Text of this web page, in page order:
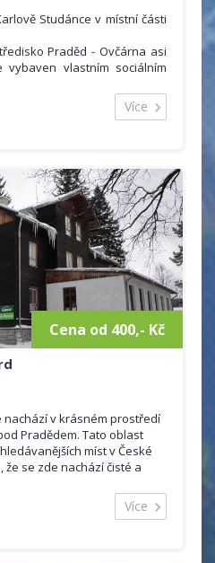
Studánce v místní části
Praděd - Ovčárna asi
vlastním sociálním
místnost s televizí,
posezení s ohništěm.
Více
Cena od 400,- Kč
nachází v krásném prostředí
Pradědem. Tato oblast
míst v České
se zde nachází čisté a
pro romantickou dovolenou
dovolenou. Na své si
Více